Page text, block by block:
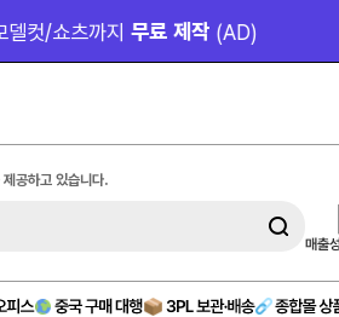
츠까지 무료 제작 (AD)
공하고 있습니다.